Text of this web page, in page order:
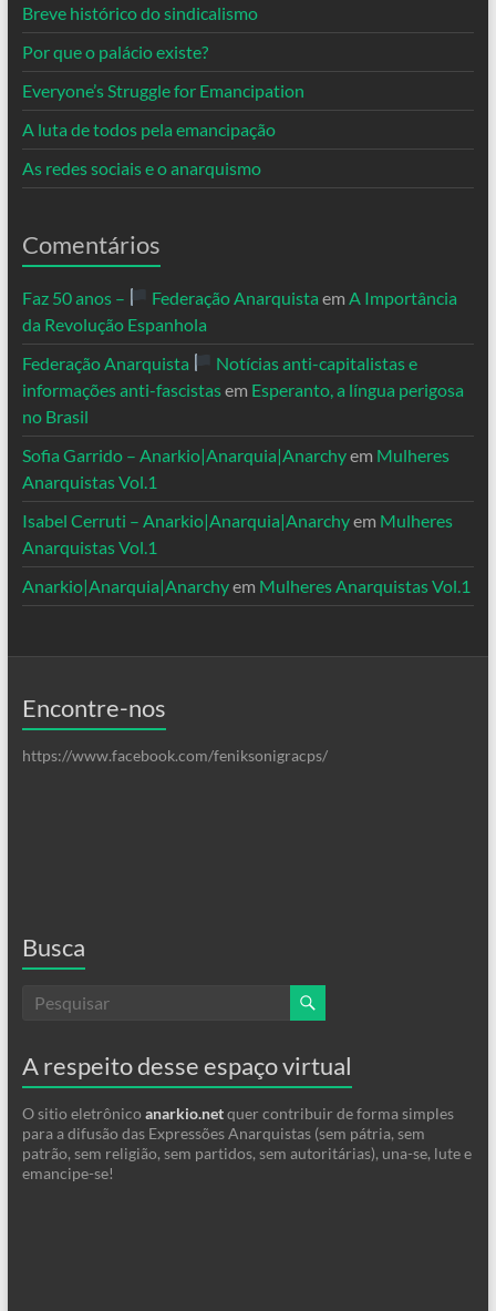
Breve histórico do sindicalismo
Por que o palácio existe?
Everyone’s Struggle for Emancipation
A luta de todos pela emancipação
As redes sociais e o anarquismo
Comentários
Faz 50 anos – Federação Anarquista em A Importância
da Revolução Espanhola
Federação Anarquista
Notícias anti-capitalistas e
informações anti-fascistasem Esperanto, a língua perigosa
no Brasil
Sofia Garrido – Anarkio|Anarquia|Anarchyem Mulheres
Anarquistas Vol.1
Isabel Cerruti – Anarkio|Anarquia|Anarchyem Mulheres
Anarquistas Vol.1
Anarkio|Anarquia|Anarchyem Mulheres Anarquistas Vol.1
Encontre-nos
https://www.facebook.com/feniksonigracps/
Busca
A respeito desse espaço virtual
O sitio eletrônico anarkio.netquer contribuir de forma simples
para a difusão das Expressões Anarquistas (sem pátria, sem
patrão, sem religião, sem partidos, sem autoritárias), una-se, lute e
emancipe-se!